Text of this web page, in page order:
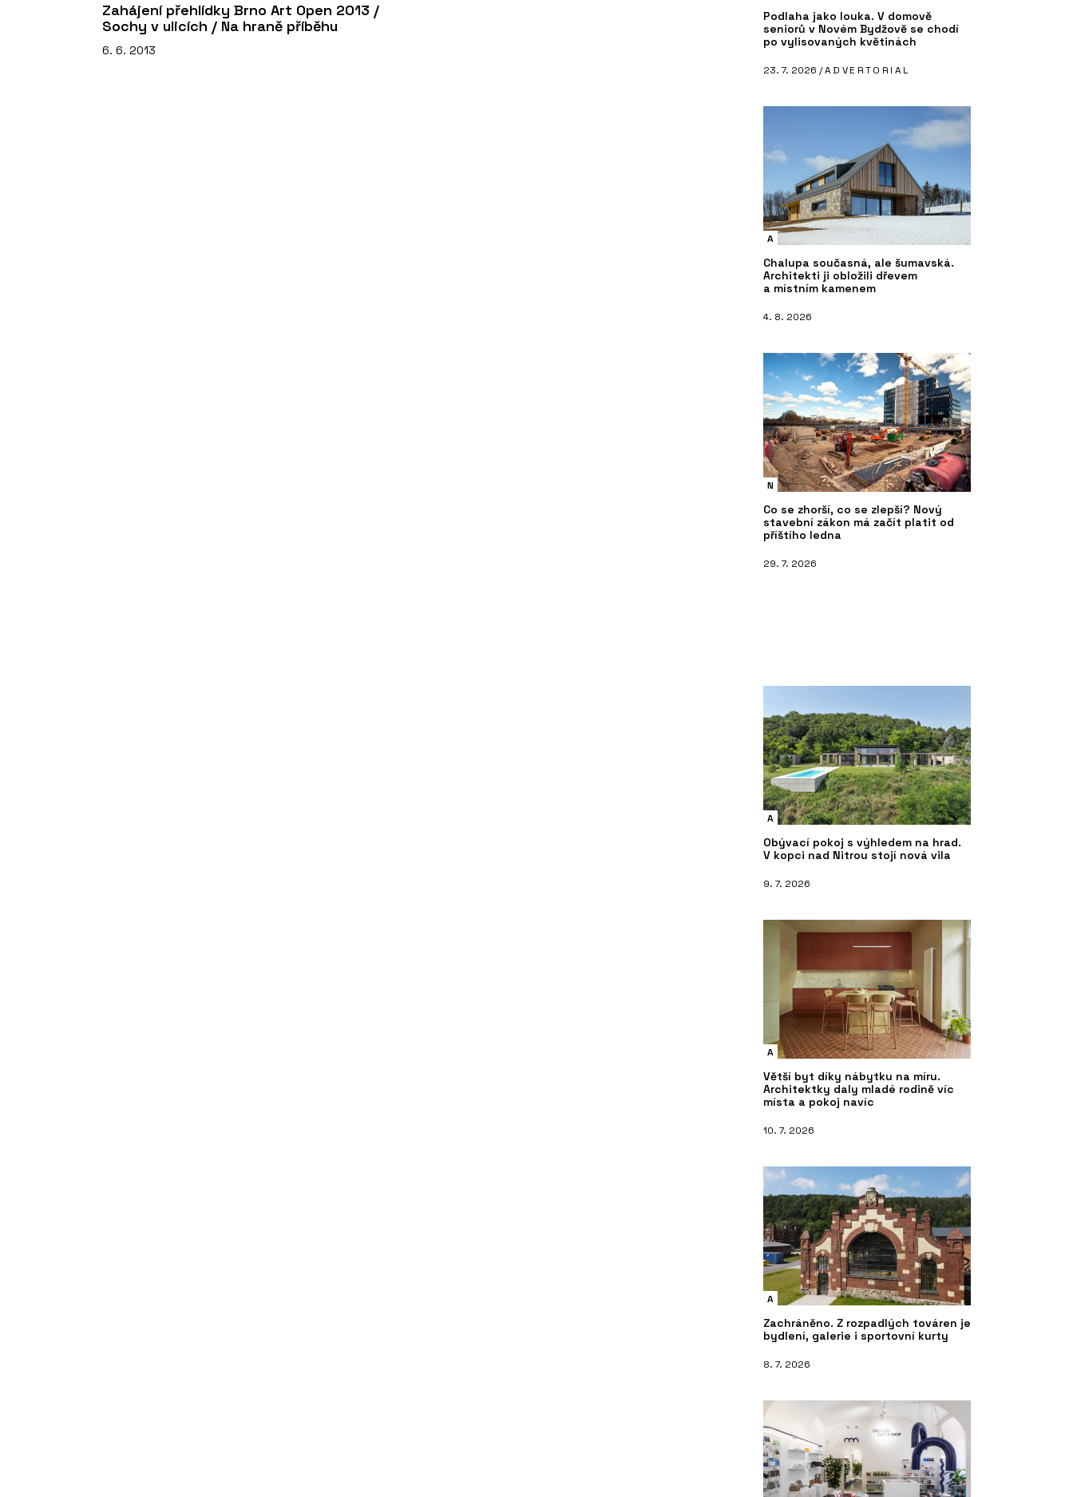
Zahájení přehlídky Brno Art Open 2013 /
Sochy v ulicích / Na hraně příběhu
6. 6. 2013
Podlaha jako louka. V domově
seniorů v Novém Bydžově se chodí
po vylisovaných květinách
23. 7. 2026 /ADVERTORIAL
A
Chalupa současná, ale šumavská.
Architekti ji obložili dřevem
a místním kamenem
4. 8. 2026
N
Co se zhorší, co se zlepší? Nový
stavební zákon má začít platit od
příštího ledna
29. 7. 2026
A
Obývací pokoj s výhledem na hrad.
V kopci nad Nitrou stojí nová vila
9. 7. 2026
A
Větší byt díky nábytku na míru.
Architektky daly mladé rodině víc
místa a pokoj navíc
10. 7. 2026
A
Zachráněno. Z rozpadlých továren je
bydlení, galerie i sportovní kurty
8. 7. 2026